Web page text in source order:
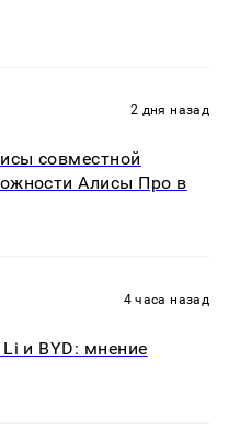
2 дня назад
совместной
Алисы Про в
4 часа назад
и BYD: мнение